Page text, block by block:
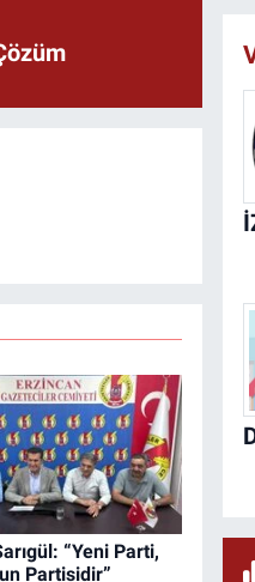
“Yeni Parti,
Partisidir”